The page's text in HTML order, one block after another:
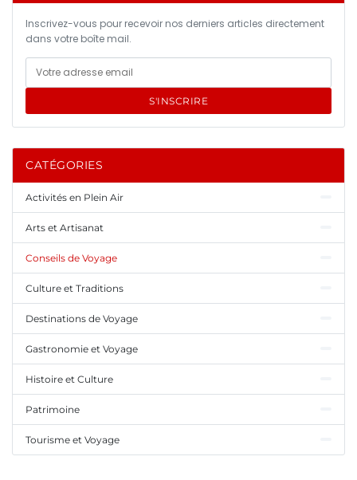
Inscrivez-vous pour recevoir nos derniers articles directement
dans votre boîte mail.
S'INSCRIRE
CATÉGORIES
Activités en Plein Air
Arts et Artisanat
Conseils de Voyage
Culture et Traditions
Destinations de Voyage
Gastronomie et Voyage
Histoire et Culture
Patrimoine
Tourisme et Voyage